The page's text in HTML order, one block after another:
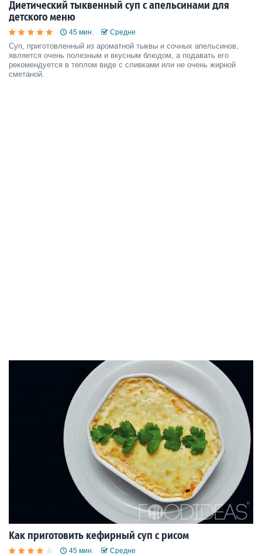
Диетический тыквенный суп с апельсинами для
детского меню
45 мин. Средне
Суп, приготовленный из ароматной тыквы и сочных апельсинов,
является очень полезным и вкусным блюдом, а подавать его
рекомендуется в теплом виде с сливками или не очень жирной
сметаной.
Как приготовить кефирный суп с рисом
45 мин. Средне